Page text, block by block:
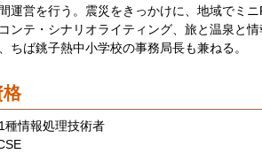
運営を行う。震災をきっかけに、地域でミ
ンテ・シナリオライティング、旅と温泉と
ちば銚子熱中小学校の事務局長も兼ねる。
格
種情報処理技術者